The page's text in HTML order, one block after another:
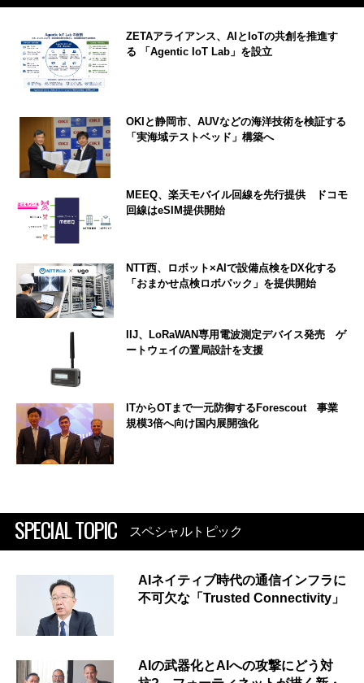
ZETAアライアンス、AIとIoTの共創を推進す
る 「Agentic IoT Lab」を設立
OKIと静岡市、AUVなどの海洋技術を検証する
「実海域テストベッド」構築へ
MEEQ、楽天モバイル回線を先行提供 ドコモ
回線はeSIM提供開始
NTT西、ロボット×AIで設備点検をDX化する
「おまかせ点検ロボパック」を提供開始
IIJ、LoRaWAN専用電波測定デバイス発売 ゲ
ートウェイの置局設計を支援
ITからOTまで一元防御するForescout 事業
規模3倍へ向け国内展開強化
SPECIAL TOPIC スペシャルトピック
AIネイティブ時代の通信インフラに
不可欠な「Trusted Connectivity」
AIの武器化とAIへの攻撃にどう対